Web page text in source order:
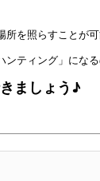
を照らすことが
ティング」にな
ましょう♪